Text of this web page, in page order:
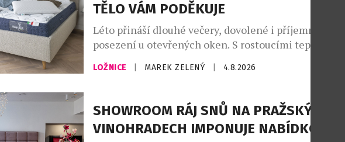
TĚLO VÁM PODĚKUJE
Léto přináší dlouhé večery, dovolené i příjemné
posezení u otevřených oken. S rostoucími teplotami
ale přichází i méně vítaná stránka horkých dnů –
neklidné noci. Převalování v posteli, pocení nebo
A ráno? Místo odpočinku přichází únava. Vysoké
teploty totiž ovlivňují nejen to, jak rychle usínáme,
ale i […]
LOŽNICE MAREK ZELENÝ 4.8.2026
SHOWROOM RÁJ SNŮ NA PRAŽSKÝCH
VINOHRADECH IMPONUJE NABÍDKOU